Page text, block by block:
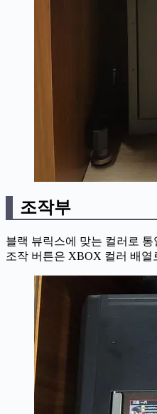
조작부
블랙 뷰릭스에 맞는 컬러로 통
조작 버튼은 XBOX 컬러 배열